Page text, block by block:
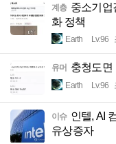
계층 중소기업
화 정책
Earth Lv.96
유머 충청도면
Earth Lv.96
이슈 인텔, AI
유상증자